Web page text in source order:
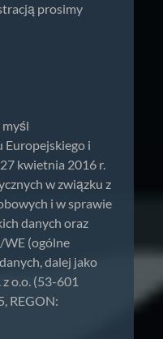
prosimy
Europejskiego i
kwietnia 2016 r.
w związku z
i w sprawie
danych oraz
(ogólne
dalej jako
o.o. (53-601
REGON: